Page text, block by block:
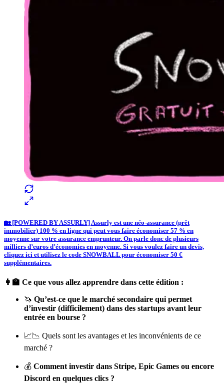
🏡 [POWERED BY ASSURLY] Assurly est une néo-assurance (prêt
immobilier) 100 % en ligne qui peut vous faire économiser 57 % en
moyenne sur votre assurance emprunteur. On parle donc de plusieurs
milliers d’euros d’économies en moyenne. Si vous voulez faire un devis,
cliquez ici et utilisez le code SNOWBALL pour économiser 50 €
supplémentaires.
👩‍🏫 Ce que vous allez apprendre dans cette édition :
🦄 Qu’est-ce que le marché secondaire qui permet
d’investir (difficilement) dans des startups avant leur
entrée en bourse ?
📈📉 Quels sont les avantages et les inconvénients de ce
marché ?
💰 Comment investir dans Stripe, Epic Games ou encore
Discord en quelques clics ?